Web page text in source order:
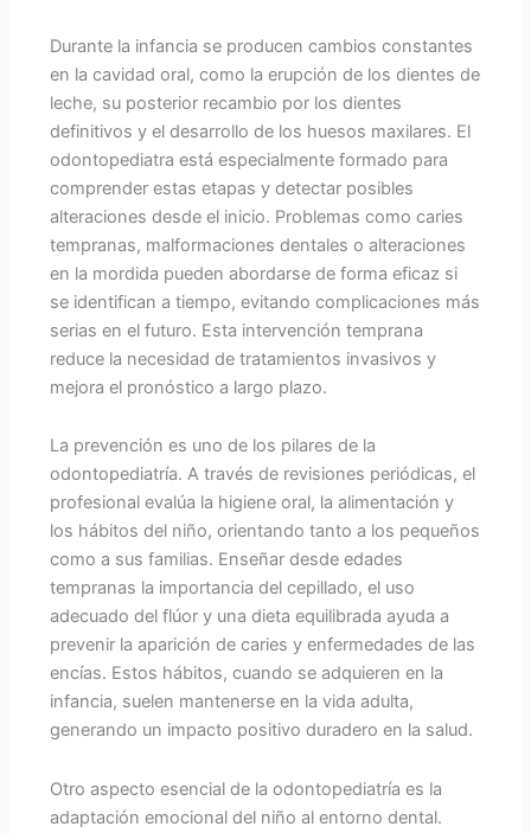
Durante la infancia se producen cambios constantes
en la cavidad oral, como la erupción de los dientes de
leche, su posterior recambio por los dientes
definitivos y el desarrollo de los huesos maxilares. El
odontopediatra está especialmente formado para
comprender estas etapas y detectar posibles
alteraciones desde el inicio. Problemas como caries
tempranas, malformaciones dentales o alteraciones
en la mordida pueden abordarse de forma eficaz si
se identifican a tiempo, evitando complicaciones más
serias en el futuro. Esta intervención temprana
reduce la necesidad de tratamientos invasivos y
mejora el pronóstico a largo plazo.
La prevención es uno de los pilares de la
odontopediatría. A través de revisiones periódicas, el
profesional evalúa la higiene oral, la alimentación y
los hábitos del niño, orientando tanto a los pequeños
como a sus familias. Enseñar desde edades
tempranas la importancia del cepillado, el uso
adecuado del flúor y una dieta equilibrada ayuda a
prevenir la aparición de caries y enfermedades de las
encías. Estos hábitos, cuando se adquieren en la
infancia, suelen mantenerse en la vida adulta,
generando un impacto positivo duradero en la salud.
Otro aspecto esencial de la odontopediatría es la
adaptación emocional del niño al entorno dental.